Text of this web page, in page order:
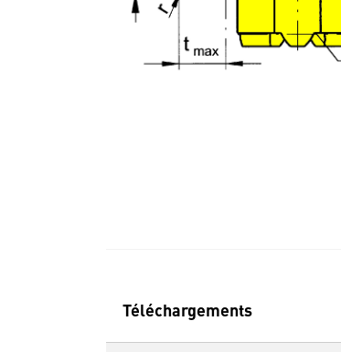
Téléchargements